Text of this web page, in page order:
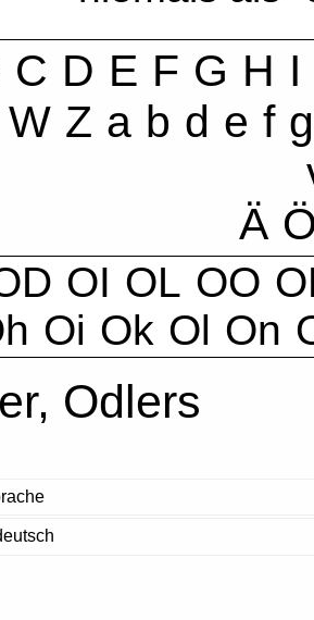
C D E F G H I
W Z a b d e f g
Ä
OI OL OO
Oi Ok Ol On
Odlers